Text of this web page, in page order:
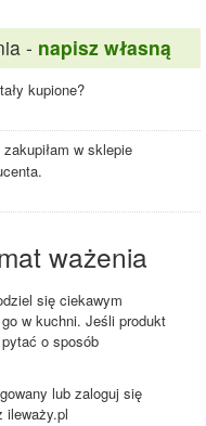
- napisz własną
kupione?
w sklepie
ważenia
się ciekawym
w kuchni. Jeśli produkt
o sposób
lub zaloguj się
ileważy.pl